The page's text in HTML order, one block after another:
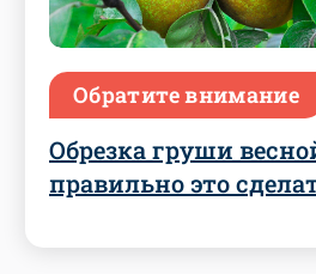
Обратите внимание
Обрезка груши
правильно это